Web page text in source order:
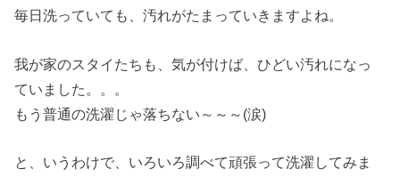
毎日洗っていても、汚れがたまっていきますよね。
我が家のスタイたちも、気が付けば、ひどい汚れになっ
ていました。。。
もう普通の洗濯じゃ落ちない～～～(涙)
と、いうわけで、いろいろ調べて頑張って洗濯してみま